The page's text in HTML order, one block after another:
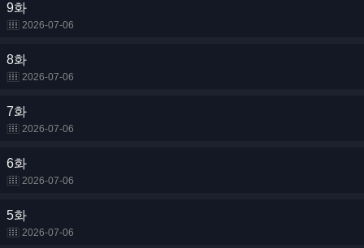
9화
2026-07-06
8화
2026-07-06
7화
2026-07-06
6화
2026-07-06
5화
2026-07-06